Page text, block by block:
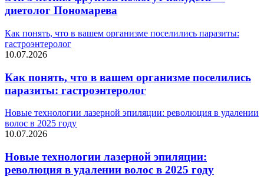
диетолог Пономарева
Как понять, что в вашем организме поселились паразиты:
гастроэнтеролог
10.07.2026
Как понять, что в вашем организме поселились
паразиты: гастроэнтеролог
Новые технологии лазерной эпиляции: революция в удалении
волос в 2025 году
10.07.2026
Новые технологии лазерной эпиляции:
революция в удалении волос в 2025 году